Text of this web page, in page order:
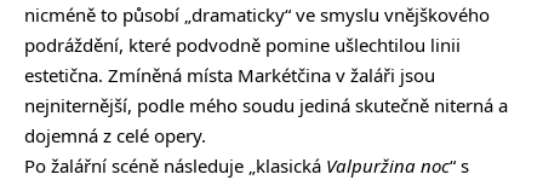
nicméně to působí „dramaticky“ ve smyslu vnějškového
podráždění, které podvodně pomine ušlechtilou linii
estetična. Zmíněná místa Markétčina v žaláři jsou
nejniternější, podle mého soudu jediná skutečně niterná a
dojemná z celé opery.
Po žalářní scéně následuje „klasická Valpuržina noc“ s